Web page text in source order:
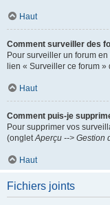
Haut
Comment surveiller des
Pour surveiller un forum
lien « Surveiller ce forum
Haut
Comment puis-je
Pour supprimer vos
(ongletAperçu --> Gestion
Haut
Fichiers joints